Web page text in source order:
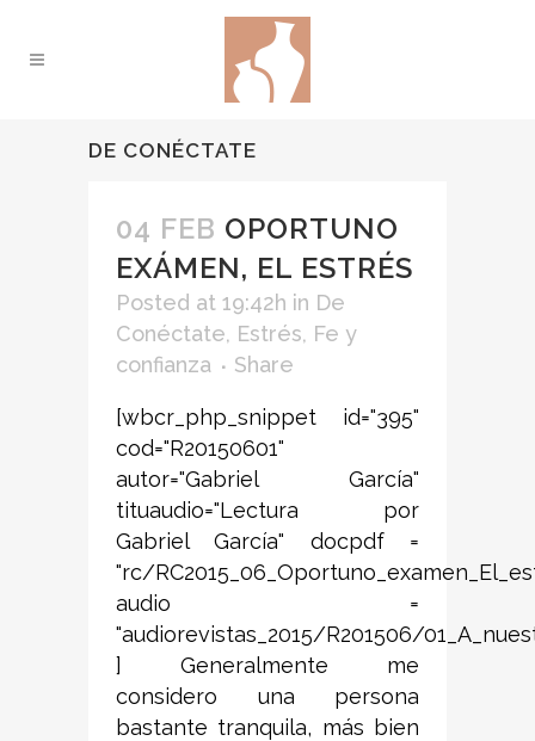
DE CONÉCTATE
04 FEB OPORTUNO
EXÁMEN, EL ESTRÉS
Posted at 19:42h in De
Conéctate, Estrés, Fe y
confianza
Share
[wbcr_php_snippet id="395"
cod="R20150601"
autor="Gabriel García"
tituaudio="Lectura por
Gabriel García" docpdf =
"rc/
audio =
"audiorevistas_2015/R201506/
] Generalmente me
considero una persona
bastante tranquila, más bien